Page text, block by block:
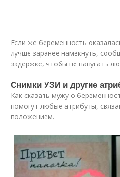
Если же беременность
лучше заранее намекнуть,
задержке, чтобы не напугать
Снимки УЗИ и другие
Как сказать мужу о
помогут любые атрибуты,
положением.